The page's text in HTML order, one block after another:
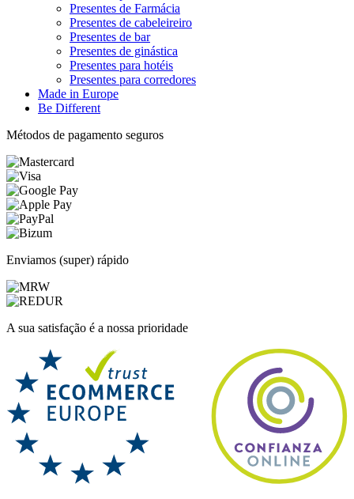
Presentes de Farmácia
Presentes de cabeleireiro
Presentes de bar
Presentes de ginástica
Presentes para hotéis
Presentes para corredores
Made in Europe
Be Different
Métodos de pagamento seguros
Enviamos (super) rápido
A sua satisfação é a nossa prioridade